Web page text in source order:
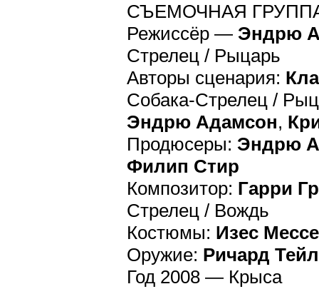
СЪЕМОЧНАЯ
Режиссёр — Эндрю
Стрелец / Рыцарь
Авторы сценария:
Собака-Стрелец /
Эндрю Адамсон,
Продюсеры: Эндрю
Филип Стир
Композитор: Гарри
Стрелец / Вождь
Костюмы: Изес
Оружие: Ричард
Год 2008 — Крыса